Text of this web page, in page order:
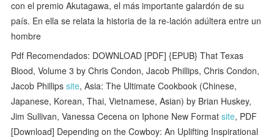
con el premio Akutagawa, el más importante galardón de su
país. En ella se relata la historia de la re-lación adúltera entre un
hombre
Pdf Recomendados: DOWNLOAD [PDF] {EPUB} That Texas
Blood, Volume 3 by Chris Condon, Jacob Phillips, Chris Condon,
Jacob Phillipssite, Asia: The Ultimate Cookbook (Chinese,
Japanese, Korean, Thai, Vietnamese, Asian) by Brian Huskey,
Jim Sullivan, Vanessa Cecena on Iphone New Formatsite, PDF
[Download] Depending on the Cowboy: An Uplifting Inspirational